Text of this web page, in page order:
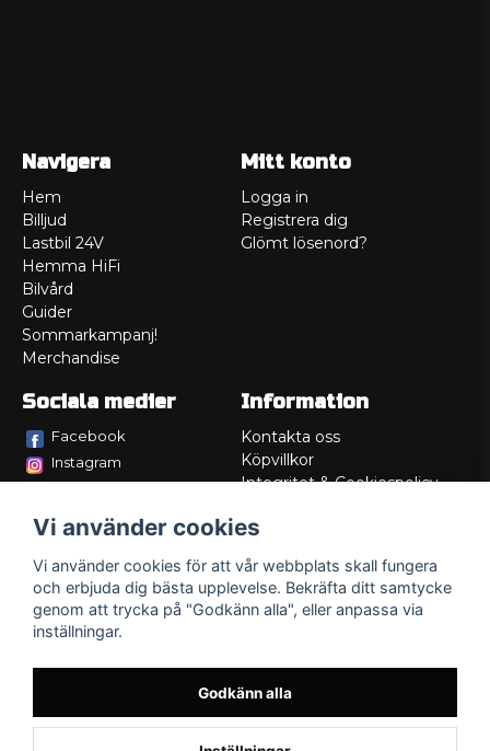
Navigera
Hem
Billjud
Lastbil 24V
Hemma HiFi
Bilvård
Guider
Sommarkampanj!
Merchandise
Mitt konto
Logga in
Registrera dig
Glömt lösenord?
Sociala medier
Facebook
Instagram
Information
Kontakta oss
Köpvillkor
Integritet & Cookiespolicy
Service/Garanti
Lådritning
Om oss
Vi använder cookies
Vi använder cookies för att vår webbplats skall fungera
och erbjuda dig bästa upplevelse. Bekräfta ditt samtycke
genom att trycka på "Godkänn alla", eller anpassa via
inställningar.
Godkänn alla